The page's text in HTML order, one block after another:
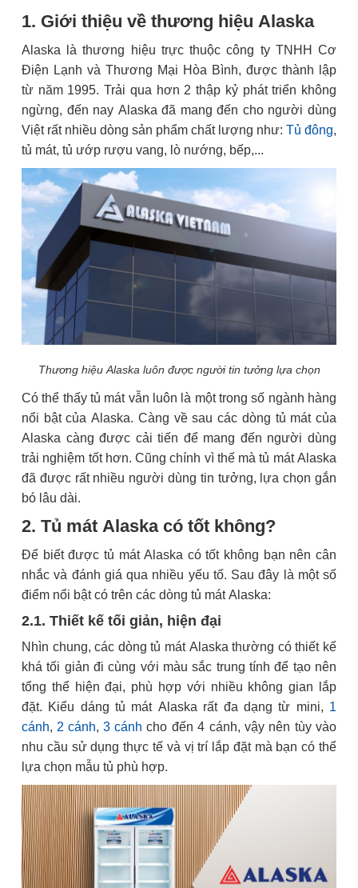
1. Giới thiệu về thương hiệu Alaska
Alaska là thương hiệu trực thuộc công ty TNHH Cơ
Điện Lạnh và Thương Mại Hòa Bình, được thành lập
từ năm 1995. Trải qua hơn 2 thập kỷ phát triển không
ngừng, đến nay Alaska đã mang đến cho người dùng
Việt rất nhiều dòng sản phẩm chất lượng như: Tủ đông,
tủ mát, tủ ướp rượu vang, lò nướng, bếp,...
Thương hiệu Alaska luôn được người tin tưởng lựa chọn
Có thể thấy tủ mát vẫn luôn là một trong số ngành hàng
nổi bật của Alaska. Càng về sau các dòng tủ mát của
Alaska càng được cải tiến để mang đến người dùng
trải nghiệm tốt hơn. Cũng chính vì thế mà tủ mát Alaska
đã được rất nhiều người dùng tin tưởng, lựa chọn gắn
bó lâu dài.
2. Tủ mát Alaska có tốt không?
Để biết được tủ mát Alaska có tốt không bạn nên cân
nhắc và đánh giá qua nhiều yếu tố. Sau đây là một số
điểm nổi bật có trên các dòng tủ mát Alaska:
2.1. Thiết kế tối giản, hiện đại
Nhìn chung, các dòng tủ mát Alaska thường có thiết kế
khá tối giản đi cùng với màu sắc trung tính để tạo nên
tổng thể hiện đại, phù hợp với nhiều không gian lắp
đặt. Kiểu dáng tủ mát Alaska rất đa dạng từ mini, 1
cánh, 2 cánh, 3 cánh cho đến 4 cánh, vậy nên tùy vào
nhu cầu sử dụng thực tế và vị trí lắp đặt mà bạn có thể
lựa chọn mẫu tủ phù hợp.